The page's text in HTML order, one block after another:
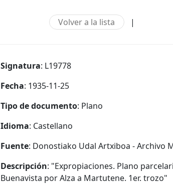
Volver a la lista |
Signatura: L19778
Fecha: 1935-11-25
Tipo de documento: Plano
Idioma: Castellano
Fuente: Donostiako Udal Artxiboa - Archivo
Descripción: "Expropiaciones. Plano
Buenavista por Alza a Martutene. 1er. trozo"